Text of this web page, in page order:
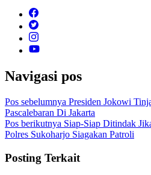
Navigasi pos
Pos sebelumnya Presiden Jokowi
Pascalebaran Di Jakarta
Pos berikutnya Siap-Siap Ditindak
Polres Sukoharjo Siagakan Patroli
Posting Terkait